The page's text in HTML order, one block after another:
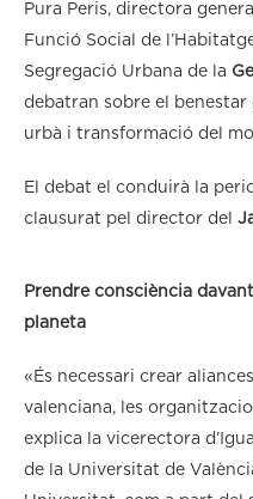
Pura Peris, directora
Funció Social de
Segregació Urbana de la
debatran sobre el benestar
urbà i transformació del
El debat el conduirà la
clausurat pel director del
Prendre consciència
planeta
«És necessari crear
valenciana, les
explica la vicerectora
de la Universitat de